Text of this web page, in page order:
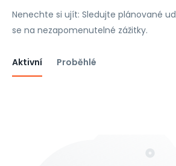
Nenechte si ujít: Sledujte plánované
se na nezapomenutelné zážitky.
Aktivní Proběhlé